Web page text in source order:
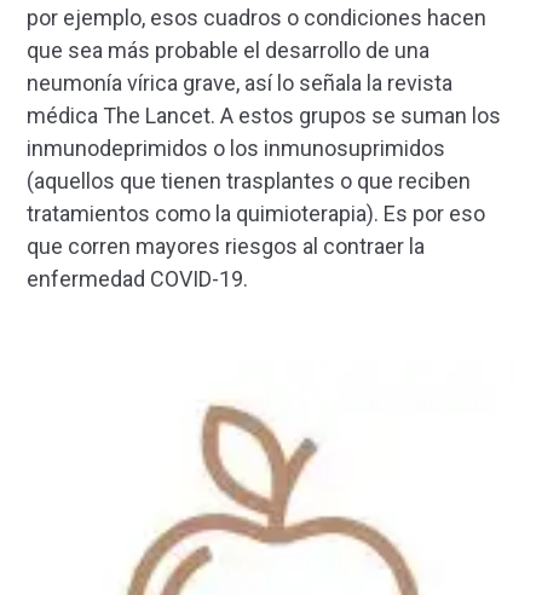
por ejemplo, esos cuadros o condiciones hacen
que sea más probable el desarrollo de una
neumonía vírica grave, así lo señala la revista
médica The Lancet. A estos grupos se suman los
inmunodeprimidos o los inmunosuprimidos
(aquellos que tienen trasplantes o que reciben
tratamientos como la quimioterapia). Es por eso
que corren mayores riesgos al contraer la
enfermedad COVID-19.